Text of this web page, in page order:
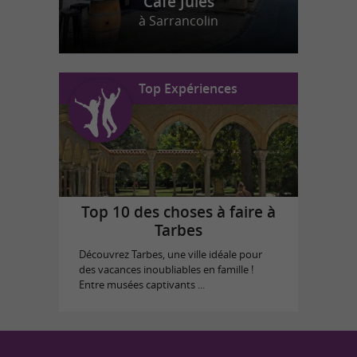
à Sarrancolin
Top Expériences
Top 10 des choses à faire à
Tarbes
Découvrez Tarbes, une ville idéale pour
des vacances inoubliables en famille !
Entre musées captivants ...